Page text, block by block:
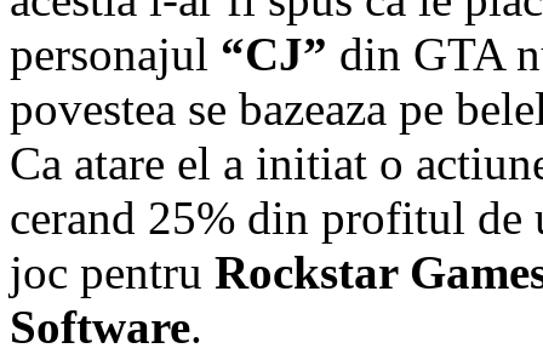
personajul “CJ” din GTA
povestea se bazeaza pe
Ca atare el a initiat o
cerand 25% din profitul de
joc pentru Rockstar
Software.